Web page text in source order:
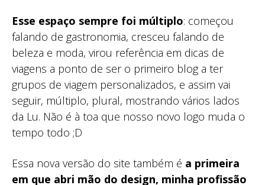
Esse espaço sempre foi múltiplo: começou
falando de gastronomia, cresceu falando de
beleza e moda, virou referência em dicas de
viagens a ponto de ser o primeiro blog a ter
grupos de viagem personalizados, e assim vai
seguir, múltiplo, plural, mostrando vários lados
da Lu. Não é à toa que nosso novo logo muda o
tempo todo ;D
Essa nova versão do site também é a primeira
em que abri mão do design, minha profissão